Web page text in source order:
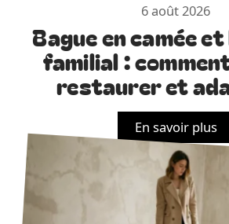
6 août 2026
Bague en camée
familial :
restaurer et
En savoir plus